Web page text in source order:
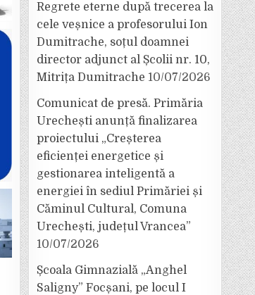
Regrete eterne după trecerea la
cele veșnice a profesorului Ion
Dumitrache, soțul doamnei
director adjunct al Școlii nr. 10,
Mitrița Dumitrache 10/07/2026
Comunicat de presă. Primăria
Urechești anunță finalizarea
proiectului „Creșterea
eficienței energetice și
gestionarea inteligentă a
energiei în sediul Primăriei și
Căminul Cultural, Comuna
Urechești, județul Vrancea”
10/07/2026
Școala Gimnazială „Anghel
Saligny” Focșani, pe locul I